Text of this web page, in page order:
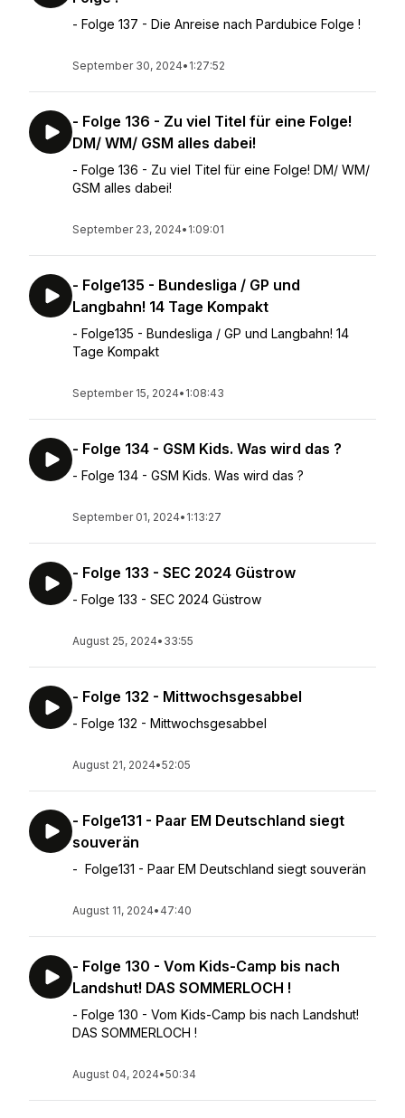
- Folge 137 - Die Anreise nach Pardubice Folge !
September 30, 2024• 1:27:52
- Folge 136 - Zu viel Titel für eine Folge!
DM/ WM/ GSM alles dabei!
- Folge 136 - Zu viel Titel für eine Folge! DM/ WM/
GSM alles dabei!
September 23, 2024• 1:09:01
- Folge135 - Bundesliga / GP und
Langbahn! 14 Tage Kompakt
- Folge135 - Bundesliga / GP und Langbahn! 14
Tage Kompakt
September 15, 2024• 1:08:43
- Folge 134 - GSM Kids. Was wird das ?
- Folge 134 - GSM Kids. Was wird das ?
September 01, 2024• 1:13:27
- Folge 133 - SEC 2024 Güstrow
- Folge 133 - SEC 2024 Güstrow
August 25, 2024• 33:55
- Folge 132 - Mittwochsgesabbel
- Folge 132 - Mittwochsgesabbel
August 21, 2024•52:05
- Folge131 - Paar EM Deutschland siegt
souverän
- Folge131 - Paar EM Deutschland siegt souverän
August 11, 2024• 47:40
- Folge 130 - Vom Kids-Camp bis nach
Landshut! DAS SOMMERLOCH !
- Folge 130 - Vom Kids-Camp bis nach Landshut!
DAS SOMMERLOCH !
August 04, 2024•50:34